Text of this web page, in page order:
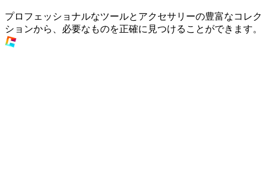
プロフェッショナルなツールとアクセサリーの豊富なコレク
ションから、必要なものを正確に見つけることができます。